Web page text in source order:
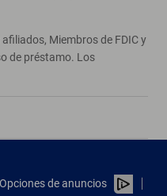
Miembros de FDIC y
de préstamo. Los
Opciones de anuncios